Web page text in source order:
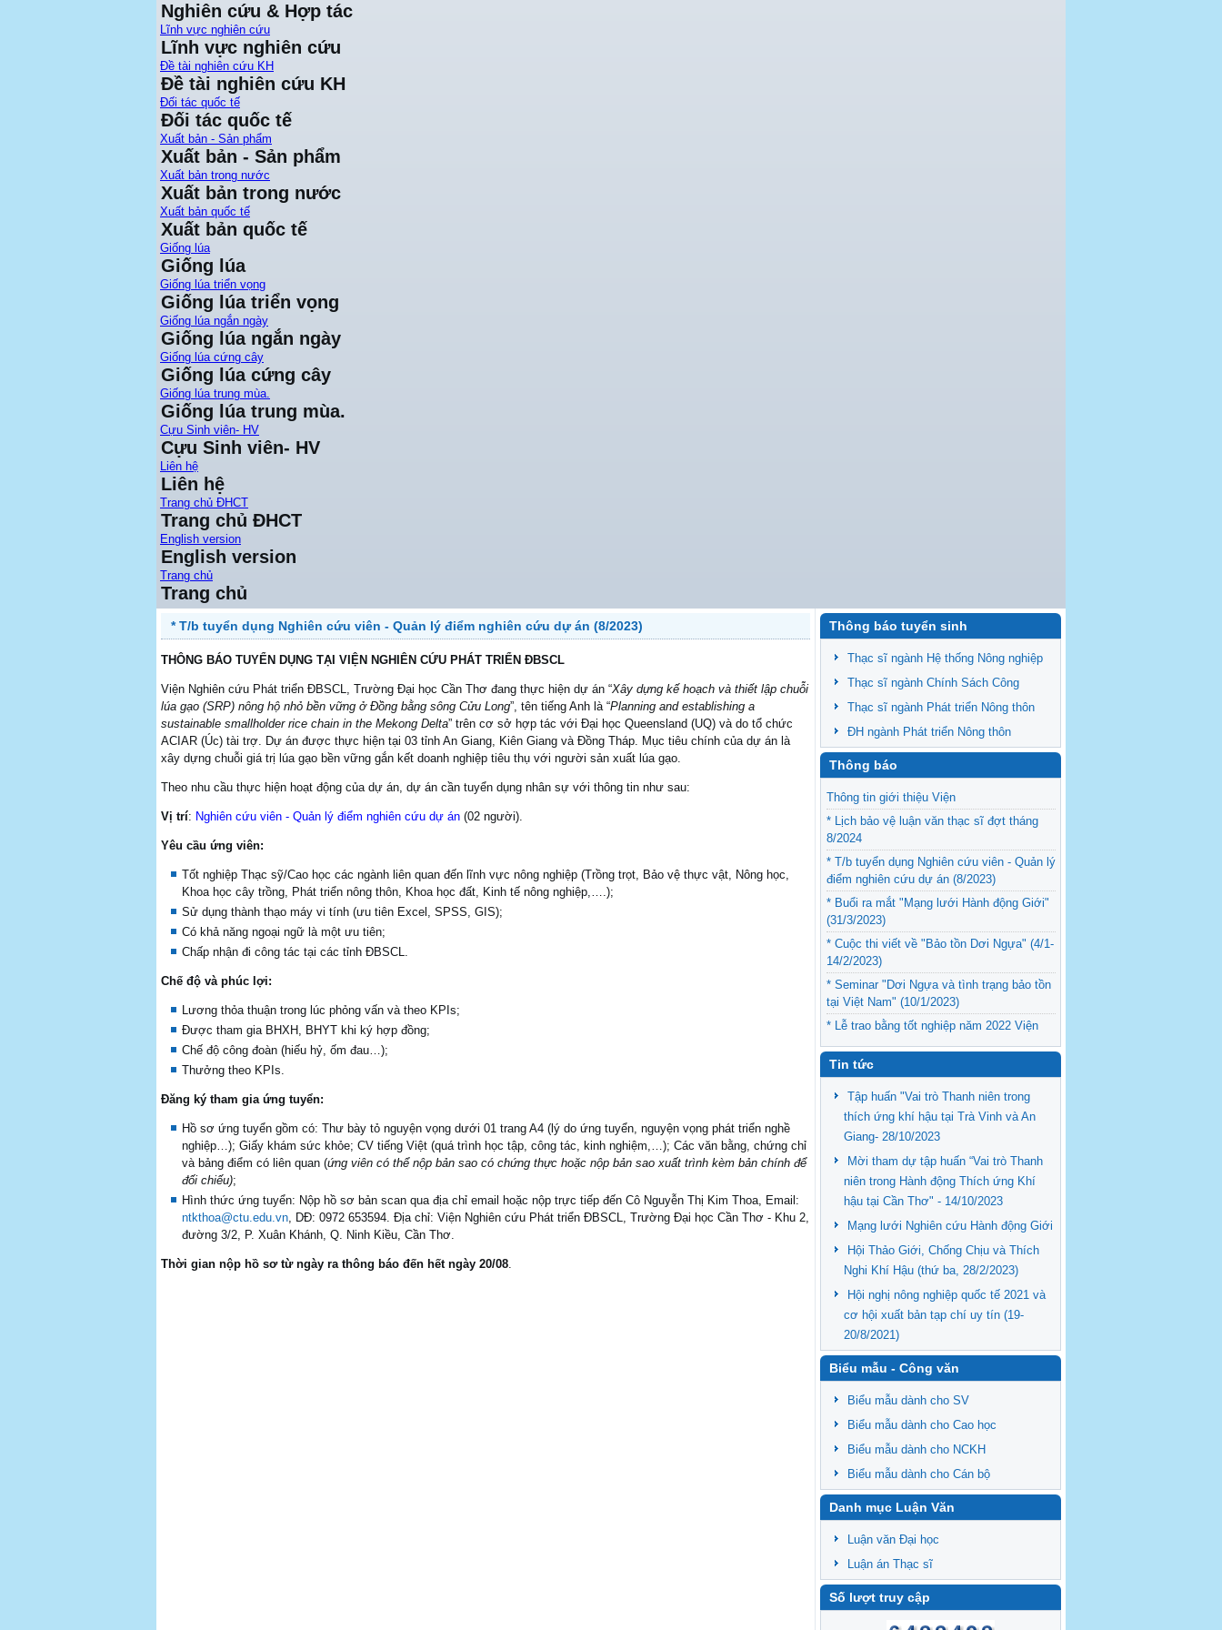
Nghiên cứu & Hợp tác
Lĩnh vực nghiên cứu
Lĩnh vực nghiên cứu
Đề tài nghiên cứu KH
Đề tài nghiên cứu KH
Đối tác quốc tế
Đối tác quốc tế
Xuất bản - Sản phẩm
Xuất bản - Sản phẩm
Xuất bản trong nước
Xuất bản trong nước
Xuất bản quốc tế
Xuất bản quốc tế
Giống lúa
Giống lúa
Giống lúa triển vọng
Giống lúa triển vọng
Giống lúa ngắn ngày
Giống lúa ngắn ngày
Giống lúa cứng cây
Giống lúa cứng cây
Giống lúa trung mùa.
Giống lúa trung mùa.
Cựu Sinh viên- HV
Cựu Sinh viên- HV
Liên hệ
Liên hệ
Trang chủ ĐHCT
Trang chủ ĐHCT
English version
English version
Trang chủ
Trang chủ
* T/b tuyển dụng Nghiên cứu viên - Quản lý điểm nghiên cứu dự án (8/2023)
THÔNG BÁO TUYỂN DỤNG TẠI VIỆN NGHIÊN CỨU PHÁT TRIỂN ĐBSCL
Viện Nghiên cứu Phát triển ĐBSCL, Trường Đại học Cần Thơ đang thực hiện dự án “Xây dựng kế hoạch và thiết lập chuỗi
lúa gạo (SRP) nông hộ nhỏ bền vững ở Đồng bằng sông Cửu Long”, tên tiếng Anh là “Planning and establishing a
sustainable smallholder rice chain in the Mekong Delta” trên cơ sở hợp tác với Đại học Queensland (UQ) và do tổ chức
ACIAR (Úc) tài trợ. Dự án được thực hiện tại 03 tỉnh An Giang, Kiên Giang và Đồng Tháp. Mục tiêu chính của dự án là
xây dựng chuỗi giá trị lúa gạo bền vững gắn kết doanh nghiệp tiêu thụ với người sản xuất lúa gạo.
Theo nhu cầu thực hiện hoạt động của dự án, dự án cần tuyển dụng nhân sự với thông tin như sau:
Vị trí: Nghiên cứu viên - Quản lý điểm nghiên cứu dự án (02 người).
Yêu cầu ứng viên:
Tốt nghiệp Thạc sỹ/Cao học các ngành liên quan đến lĩnh vực nông nghiệp (Trồng trọt, Bảo vệ thực vật, Nông học,
Khoa học cây trồng, Phát triển nông thôn, Khoa học đất, Kinh tế nông nghiệp,….);
Sử dụng thành thạo máy vi tính (ưu tiên Excel, SPSS, GIS);
Có khả năng ngoại ngữ là một ưu tiên;
Chấp nhận đi công tác tại các tỉnh ĐBSCL.
Chế độ và phúc lợi:
Lương thỏa thuận trong lúc phỏng vấn và theo KPIs;
Được tham gia BHXH, BHYT khi ký hợp đồng;
Chế độ công đoàn (hiếu hỷ, ốm đau…);
Thưởng theo KPIs.
Đăng ký tham gia ứng tuyển:
Hồ sơ ứng tuyển gồm có: Thư bày tỏ nguyện vọng dưới 01 trang A4 (lý do ứng tuyển, nguyện vọng phát triển nghề
nghiệp…); Giấy khám sức khỏe; CV tiếng Việt (quá trình học tập, công tác, kinh nghiệm,…); Các văn bằng, chứng chỉ
và bảng điểm có liên quan (ứng viên có thể nộp bản sao có chứng thực hoặc nộp bản sao xuất trình kèm bản chính để
đối chiếu);
Hình thức ứng tuyển: Nộp hồ sơ bản scan qua địa chỉ email hoặc nộp trực tiếp đến Cô Nguyễn Thị Kim Thoa, Email:
ntkthoa@ctu.edu.vn, DĐ: 0972 653594. Địa chỉ: Viện Nghiên cứu Phát triển ĐBSCL, Trường Đại học Cần Thơ - Khu 2,
đường 3/2, P. Xuân Khánh, Q. Ninh Kiều, Cần Thơ.
Thời gian nộp hồ sơ từ ngày ra thông báo đến hết ngày 20/08.
Thông báo tuyển sinh
Thạc sĩ ngành Hệ thống Nông nghiệp
Thạc sĩ ngành Chính Sách Công
Thạc sĩ ngành Phát triển Nông thôn
ĐH ngành Phát triển Nông thôn
Thông báo
Thông tin giới thiệu Viện
* Lịch bảo vệ luận văn thạc sĩ đợt tháng
8/2024
* T/b tuyển dụng Nghiên cứu viên - Quản lý
điểm nghiên cứu dự án (8/2023)
* Buổi ra mắt "Mạng lưới Hành động Giới"
(31/3/2023)
* Cuộc thi viết về "Bảo tồn Dơi Ngựa" (4/1-
14/2/2023)
* Seminar "Dơi Ngựa và tình trạng bảo tồn
tại Việt Nam" (10/1/2023)
* Lễ trao bằng tốt nghiệp năm 2022 Viện
Nghiên cứu Phát triển ĐBSCL (12/9/2022)
Tin tức
Tập huấn "Vai trò Thanh niên trong
thích ứng khí hậu tại Trà Vinh và An
Giang- 28/10/2023
Mời tham dự tập huấn “Vai trò Thanh
niên trong Hành động Thích ứng Khí
hậu tại Cần Thơ" - 14/10/2023
Mạng lưới Nghiên cứu Hành động Giới
Hội Thảo Giới, Chống Chịu và Thích
Nghi Khí Hậu (thứ ba, 28/2/2023)
Hội nghị nông nghiệp quốc tế 2021 và
cơ hội xuất bản tạp chí uy tín (19-
20/8/2021)
Biểu mẫu - Công văn
Biểu mẫu dành cho SV
Biểu mẫu dành cho Cao học
Biểu mẫu dành cho NCKH
Biểu mẫu dành cho Cán bộ
Danh mục Luận Văn
Luận văn Đại học
Luận án Thạc sĩ
Số lượt truy cập